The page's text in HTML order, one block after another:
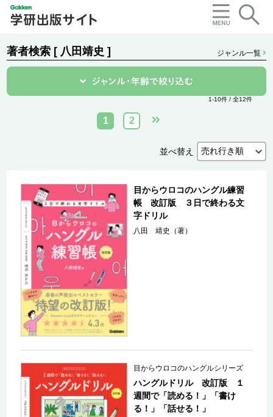
著者検索 [ 八田靖史 ] ジャンル一覧
1-10件 / 全12件
1 2
並べ替え
目からウロコのハングル練習
帳 改訂版 ３日で終わる文
字ドリル
八田 靖史（著）
目からウロコのハングルシリーズ
ハングルドリル 改訂版 １
週間で「読める！」「書け
る！」「話せる！」